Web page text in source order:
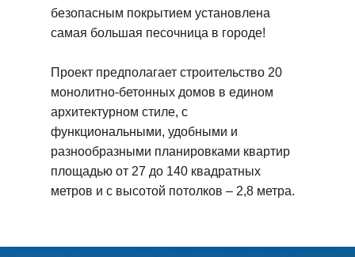
безопасным покрытием установлена
самая большая песочница в городе!
Проект предполагает строительство 20
монолитно-бетонных домов в едином
архитектурном стиле, с
функциональными, удобными и
разнообразными планировками квартир
площадью от 27 до 140 квадратных
метров и с высотой потолков – 2,8 метра.